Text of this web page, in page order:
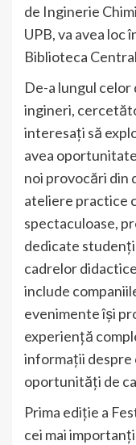
de Inginerie
UPB, va avea loc
Biblioteca
De-a lungul
ingineri,
interesați să
avea
noi provocări din
ateliere practice
spectaculoase,
dedicate
cadrelor
include
evenimente își
experiență
informații despre
oportunități de
Prima ediție a
cei mai